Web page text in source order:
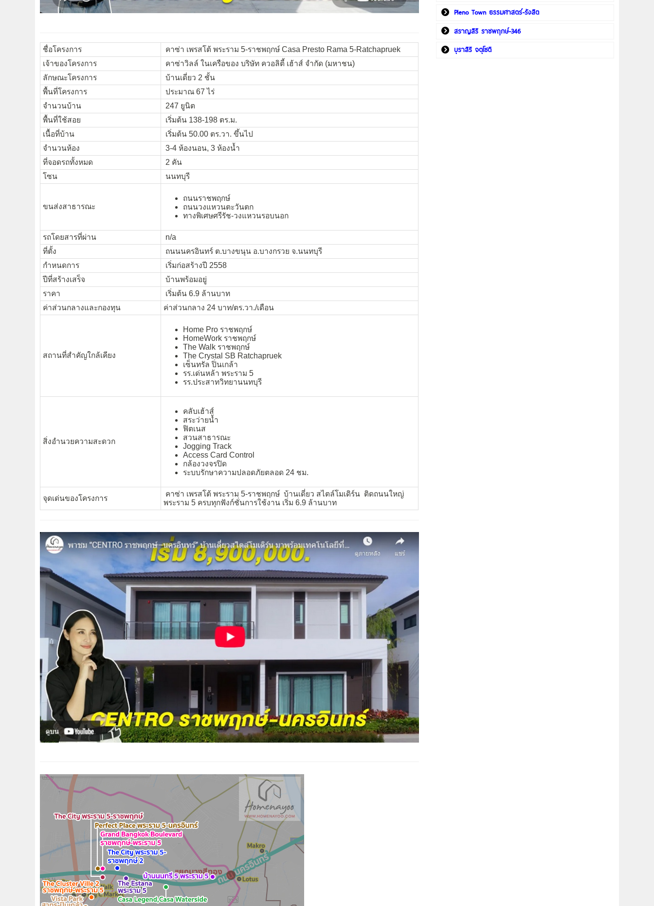
ชื่อโครงการ
คาซ่า เพรสโต้ พระราม 5-ราชพฤกษ์ Casa Presto Rama 5-Ratchapruek
เจ้าของโครงการ
คาซ่าวิลล์ ในเครือของ บริษัท ควอลิตี้ เฮ้าส์ จำกัด (มหาชน)
ลักษณะโครงการ
บ้านเดี่ยว 2 ชั้น
พื้นที่โครงการ
ประมาณ 67 ไร่
จำนวนบ้าน
247 ยูนิต
พื้นที่ใช้สอย
เริ่มต้น 138-198 ตร.ม.
เนื้อที่บ้าน
เริ่มต้น 50.00 ตร.วา. ขึ้นไป
จำนวนห้อง
3-4 ห้องนอน, 3 ห้องน้ำ
ที่จอดรถทั้งหมด
2 คัน
โซน
นนทบุรี
ขนส่งสาธารณะ
ถนนราชพฤกษ์
ถนนวงแหวนตะวันตก
ทางพิเศษศรีรัช-วงแหวนรอบนอก
รถโดยสารที่ผ่าน
n/a
ที่ตั้ง
ถนนนครอินทร์ ต.บางขนุน อ.บางกรวย จ.นนทบุรี
กำหนดการ
เริ่มก่อสร้างปี 2558
ปีที่สร้างเสร็จ
บ้านพร้อมอยู่
ราคา
เริ่มต้น 6.9 ล้านบาท
ค่าส่วนกลางและกองทุน
ค่าส่วนกลาง 24 บาท/ตร.วา./เดือน
สถานที่สำคัญใกล้เคียง
Home Pro ราชพฤกษ์
HomeWork ราชพฤกษ์
The Walk ราชพฤกษ์
The Crystal SB Ratchapruek
เซ็นทรัล ปิ่นเกล้า
รร.เด่นหล้า พระราม 5
รร.ประสาทวิทยานนทบุรี
สิ่งอำนวยความสะดวก
คลับเฮ้าส์
สระว่ายน้ำ
ฟิตเนส
สวนสาธารณะ
Jogging Track
Access Card Control
กล้องวงจรปิด
ระบบรักษาความปลอดภัยตลอด 24 ชม.
จุดเด่นของโครงการ
คาซ่า เพรสโต้ พระราม 5-ราชพฤกษ์ บ้านเดี่ยว สไตล์โมเดิร์น ติดถนนใหญ่
พระราม 5 ครบทุกฟังก์ชั่นการใช้งาน เริ่ม 6.9 ล้านบาท
Pleno Town ธรรมศาสตร์-รังสิต
สราญสิริ ราชพฤกษ์-346
บุราสิริ จตุโชติ